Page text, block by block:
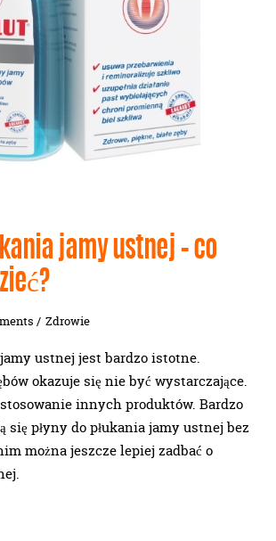
jamy ustnej – co
/ Zdrowie
ustnej jest bardzo istotne.
okazuje się nie być wystarczające.
innych produktów. Bardzo
się płyny do płukania jamy ustnej bez
można jeszcze lepiej zadbać o